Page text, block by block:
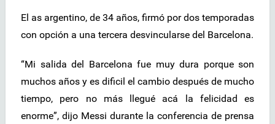
El as argentino, de 34 años, firmó por dos temporadas
con opción a una tercera desvincularse del Barcelona.
“Mi salida del Barcelona fue muy dura porque son
muchos años y es dificil el cambio después de mucho
tiempo, pero no más llegué acá la felicidad es
enorme”, dijo Messi durante la conferencia de prensa